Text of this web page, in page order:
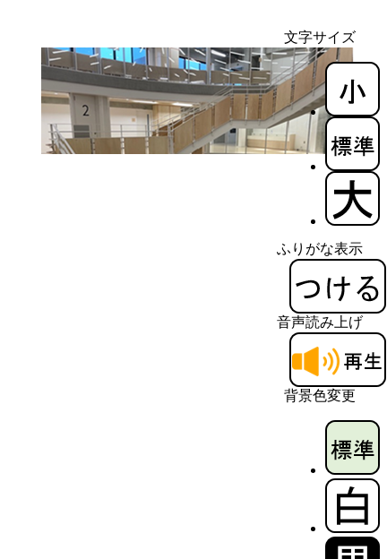
文字サイズ
ふりがな表示
音声読み上げ
背景色変更